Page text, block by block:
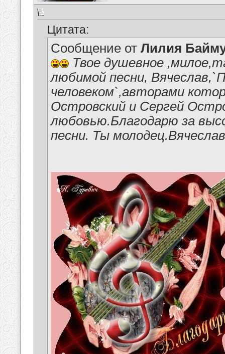
Цитата:
Сообщение от Лилия
Твое душевное
любимой песни,
человеком`,авторами
Островский и Сергей
любовью.Благодарю за
песни. Ты